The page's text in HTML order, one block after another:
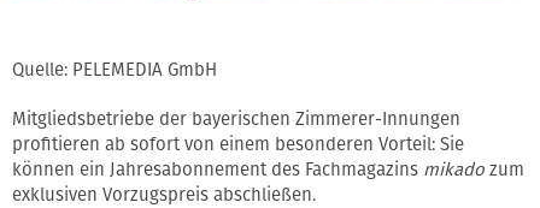
Quelle: PELEMEDIA GmbH
Mitgliedsbetriebe der bayerischen Zimmerer-Innungen
profitieren ab sofort von einem besonderen Vorteil: Sie
können ein Jahresabonnement des Fachmagazins mikado zum
exklusiven Vorzugspreis abschließen.